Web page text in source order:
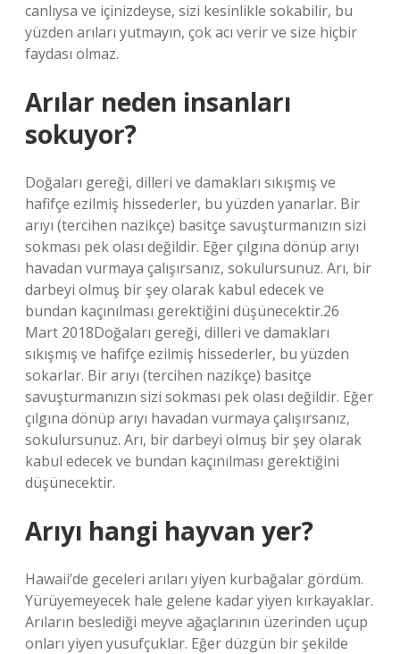
canlıysa ve içinizdeyse, sizi kesinlikle sokabilir, bu
yüzden arıları yutmayın, çok acı verir ve size hiçbir
faydası olmaz.
Arılar neden insanları
sokuyor?
Doğaları gereği, dilleri ve damakları sıkışmış ve
hafifçe ezilmiş hissederler, bu yüzden yanarlar. Bir
arıyı (tercihen nazikçe) basitçe savuşturmanızın sizi
sokması pek olası değildir. Eğer çılgına dönüp arıyı
havadan vurmaya çalışırsanız, sokulursunuz. Arı, bir
darbeyi olmuş bir şey olarak kabul edecek ve
bundan kaçınılması gerektiğini düşünecektir.26
Mart 2018Doğaları gereği, dilleri ve damakları
sıkışmış ve hafifçe ezilmiş hissederler, bu yüzden
sokarlar. Bir arıyı (tercihen nazikçe) basitçe
savuşturmanızın sizi sokması pek olası değildir. Eğer
çılgına dönüp arıyı havadan vurmaya çalışırsanız,
sokulursunuz. Arı, bir darbeyi olmuş bir şey olarak
kabul edecek ve bundan kaçınılması gerektiğini
düşünecektir.
Arıyı hangi hayvan yer?
Hawaii’de geceleri arıları yiyen kurbağalar gördüm.
Yürüyemeyecek hale gelene kadar yiyen kırkayaklar.
Arıların beslediği meyve ağaçlarının üzerinden uçup
onları yiyen yusufçuklar. Eğer düzgün bir şekilde